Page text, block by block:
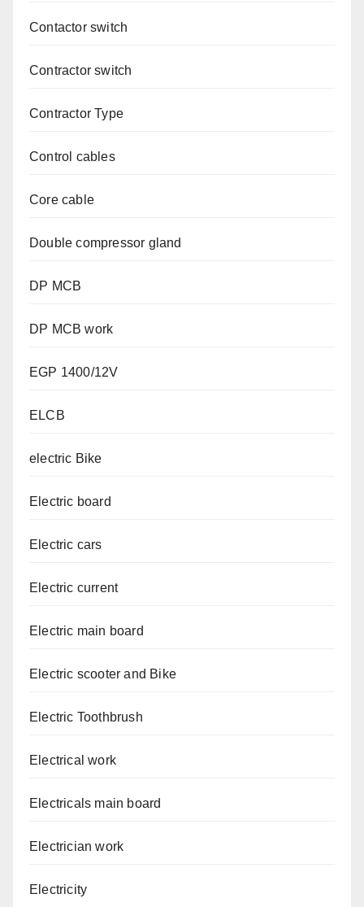
Contactor switch
Contractor switch
Contractor Type
Control cables
Core cable
Double compressor gland
DP MCB
DP MCB work
EGP 1400/12V
ELCB
electric Bike
Electric board
Electric cars
Electric current
Electric main board
Electric scooter and Bike
Electric Toothbrush
Electrical work
Electricals main board
Electrician work
Electricity